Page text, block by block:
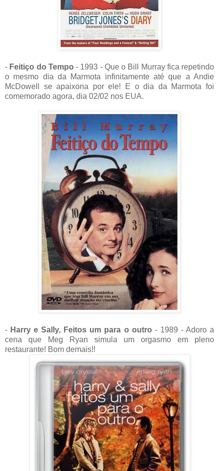
- Feitiço do Tempo - 1993 - Que o Bill Murray fica repetindo
o mesmo dia da Marmota infinitamente até que a Andie
McDowell se apaixona por ele! E o dia da Marmota foi
comemorado agora, dia 02/02 nos EUA.
- Harry e Sally, Feitos um para o outro - 1989 - Adoro a
cena que Meg Ryan simula um orgasmo em pleno
restaurante! Bom demais!!